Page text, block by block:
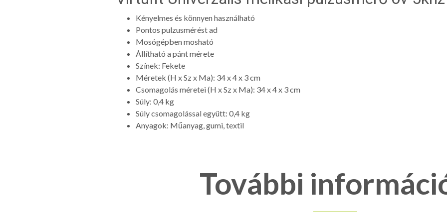
Kényelmes és könnyen használható
Pontos pulzusmérést ad
Mosógépben mosható
Állítható a pánt mérete
Színek: Fekete
Méretek (H x Sz x Ma): 34 x 4 x 3 cm
Csomagolás méretei (H x Sz x Ma): 34 x 4 x 3 cm
Súly: 0,4 kg
Súly csomagolással együtt: 0,4 kg
Anyagok: Műanyag, gumi, textil
További